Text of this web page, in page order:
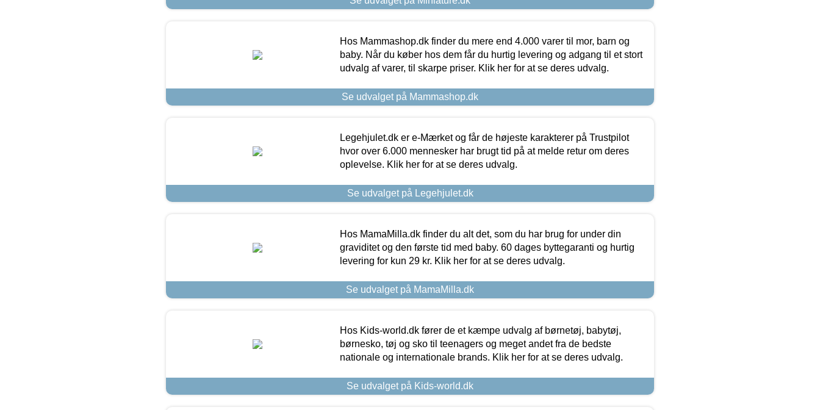
Hos Mammashop.dk finder du mere end 4.000 varer til mor, barn og
baby. Når du køber hos dem får du hurtig levering og adgang til et stort
udvalg af varer, til skarpe priser. Klik her for at se deres udvalg.
Se udvalget på Mammashop.dk
Legehjulet.dk er e-Mærket og får de højeste karakterer på Trustpilot
hvor over 6.000 mennesker har brugt tid på at melde retur om deres
oplevelse. Klik her for at se deres udvalg.
Se udvalget på Legehjulet.dk
Hos MamaMilla.dk finder du alt det, som du har brug for under din
graviditet og den første tid med baby. 60 dages byttegaranti og hurtig
levering for kun 29 kr. Klik her for at se deres udvalg.
Se udvalget på MamaMilla.dk
Hos Kids-world.dk fører de et kæmpe udvalg af børnetøj, babytøj,
børnesko, tøj og sko til teenagers og meget andet fra de bedste
nationale og internationale brands. Klik her for at se deres udvalg.
Se udvalget på Kids-world.dk